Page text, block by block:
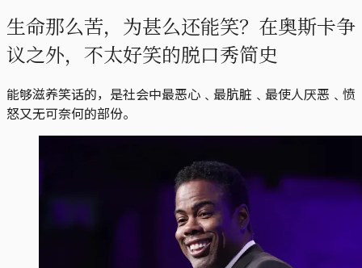
生命那么苦，为甚么还能笑？在奥斯卡争
议之外，不太好笑的脱口秀简史
能够滋养笑话的，是社会中最恶心﹑最肮脏﹑最使人厌恶﹑愤
怒又无可奈何的部份。